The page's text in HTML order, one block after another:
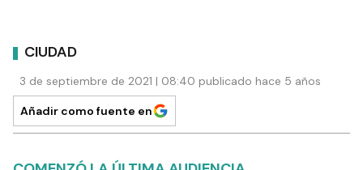
CIUDAD
3 de septiembre de 2021 | 08:40 publicado hace 5 años
Añadir como fuente en